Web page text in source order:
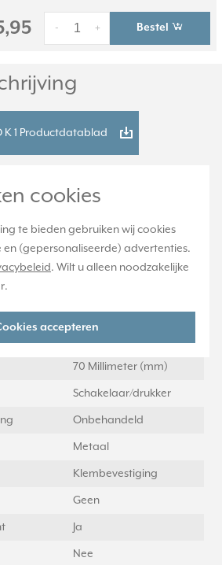
cookies
te bieden gebruiken wij cookies
(gepersonaliseerde) advertenties.
. Wilt u alleen noodzakelijke
.
accepteren
+
- Bestel
K 1 Productdatablad
Roestvaststaal ( RVS
Knevelgreep
70 Millimeter (mm)
Schakelaar/drukker
Onbehandeld
Metaal
Klembevestiging
Geen
Ja
Nee